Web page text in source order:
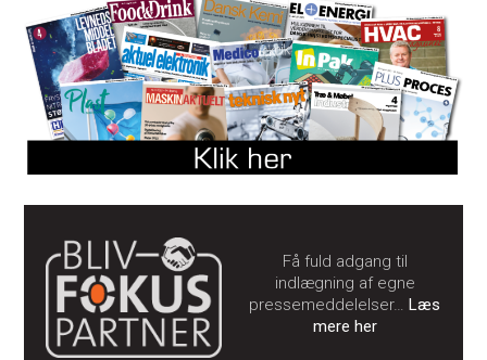
Få fuld adgang til
indlægning af egne
pressemeddelelser… Læs
mere her